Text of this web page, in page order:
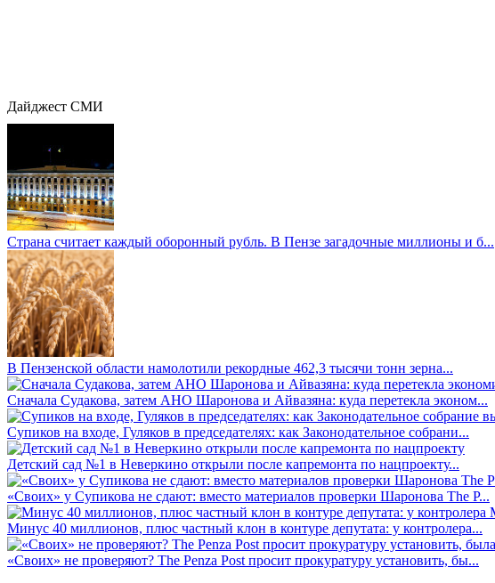
Дайджест СМИ
Страна считает каждый оборонный рубль. В Пензе загадочные миллионы и б...
В Пензенской области намолотили рекордные 462,3 тысячи тонн зерна...
Сначала Судакова, затем АНО Шаронова и Айвазяна: куда перетекла эконом...
Супиков на входе, Гуляков в председателях: как Законодательное собрани...
Детский сад №1 в Неверкино открыли после капремонта по нацпроекту...
«Своих» у Супикова не сдают: вместо материалов проверки Шаронова The P...
Минус 40 миллионов, плюс частный клон в контуре депутата: у контролера...
«Своих» не проверяют? The Penza Post просит прокуратуру установить, бы...